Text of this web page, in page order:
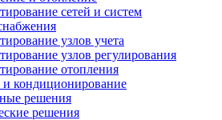
сетей и систем
узлов учета
узлов регулирования
отопления
кондиционирование
решения
решения